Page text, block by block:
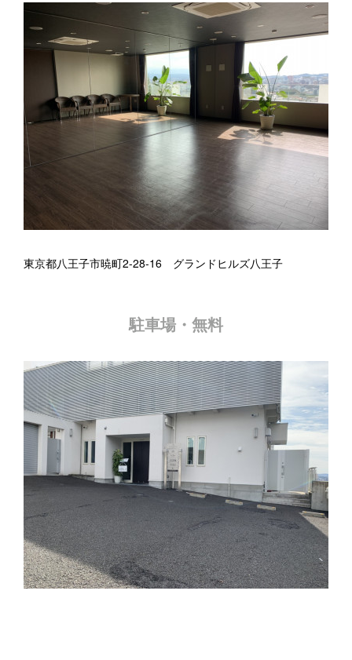
東京都八王子市暁町2-28-16 グランドヒルズ八王子
駐車場・無料